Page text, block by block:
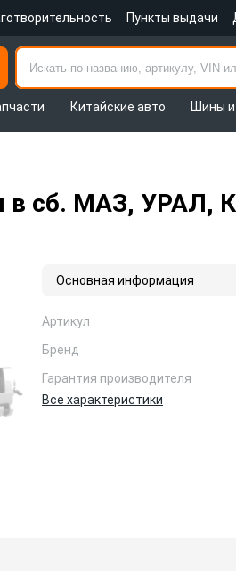
Пункты выдачи
Китайские авто Шины и
сб. МАЗ, УРАЛ,
Основная информация
Артикул
Бренд
Гарантия производителя
Все характеристики